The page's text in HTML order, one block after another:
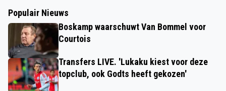
Populair Nieuws
Boskamp waarschuwt Van Bommel voor
Courtois
Transfers LIVE. 'Lukaku kiest voor deze
topclub, ook Godts heeft gekozen'